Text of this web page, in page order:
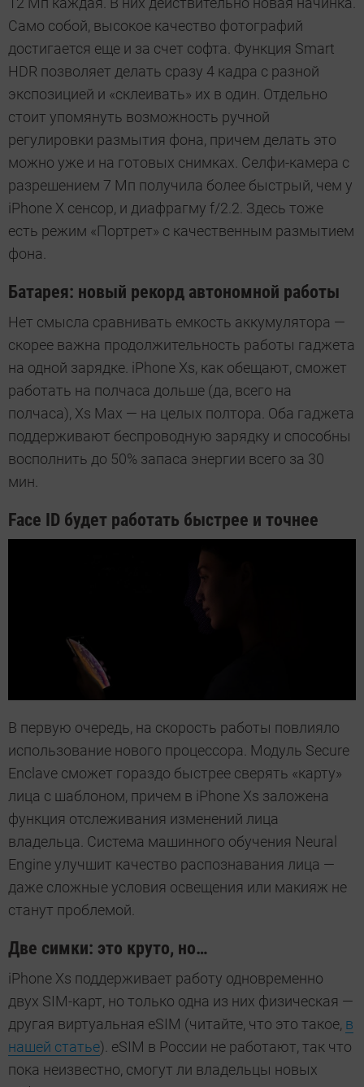
Само собой, высокое качество фотографий
достигается еще и за счет софта. Функция Smart
HDR позволяет делать сразу 4 кадра с разной
экспозицией и «склеивать» их в один. Отдельно
стоит упомянуть возможность ручной
регулировки размытия фона, причем делать это
можно уже и на готовых снимках. Селфи-камера с
разрешением 7 Мп получила более быстрый, чем у
iPhone X сенсор, и диафрагму f/2.2. Здесь тоже
есть режим «Портрет» с качественным размытием
фона.
Батарея: новый рекорд автономной работы
Нет смысла сравнивать емкость аккумулятора —
скорее важна продолжительность работы гаджета
на одной зарядке. iPhone Xs, как обещают, сможет
работать на полчаса дольше (да, всего на
полчаса), Xs Max — на целых полтора. Оба гаджета
поддерживают беспроводную зарядку и способны
восполнить до 50% запаса энергии всего за 30
мин.
Face ID будет работать быстрее и точнее
В первую очередь, на скорость работы повлияло
использование нового процессора. Модуль Secure
Enclave сможет гораздо быстрее сверять «карту»
лица с шаблоном, причем в iPhone Xs заложена
функция отслеживания изменений лица
владельца. Система машинного обучения Neural
Engine улучшит качество распознавания лица —
даже сложные условия освещения или макияж не
станут проблемой.
Две симки: это круто, но…
iPhone Xs поддерживает работу одновременно
двух SIM-карт, но только одна из них физическая —
другая виртуальная eSIM (читайте, что это такое, в
нашей статье). eSIM в России не работают, так что
пока неизвестно, смогут ли владельцы новых